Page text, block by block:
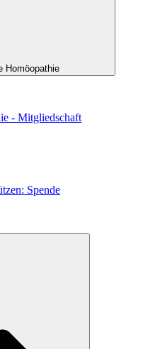
Homöopathie
- Mitgliedschaft
Spende